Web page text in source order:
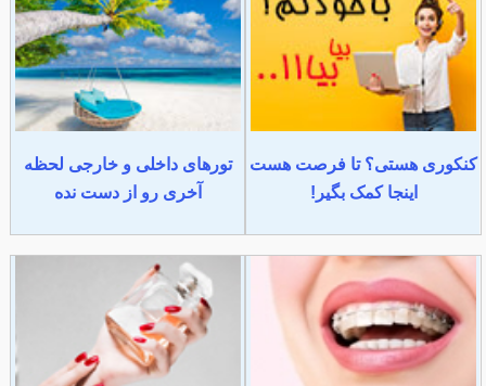
کنکوری هستی؟ تا فرصت هست
اینجا کمک بگیر!
تورهای داخلی و خارجی لحظه
آخری رو از دست نده